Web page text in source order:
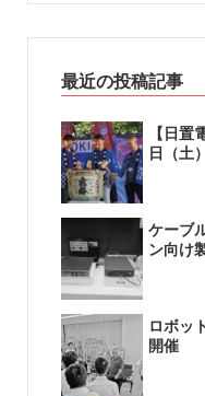
最近の投稿記事
【日
日（土
ケーブ
ン向け
ロボッ
開催